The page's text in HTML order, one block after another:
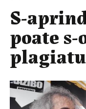
S-
poate s-